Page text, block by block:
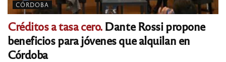
CÓRDOBA
Créditos a tasa cero.Dante Rossi propone
beneficios para jóvenes que alquilan en
Córdoba